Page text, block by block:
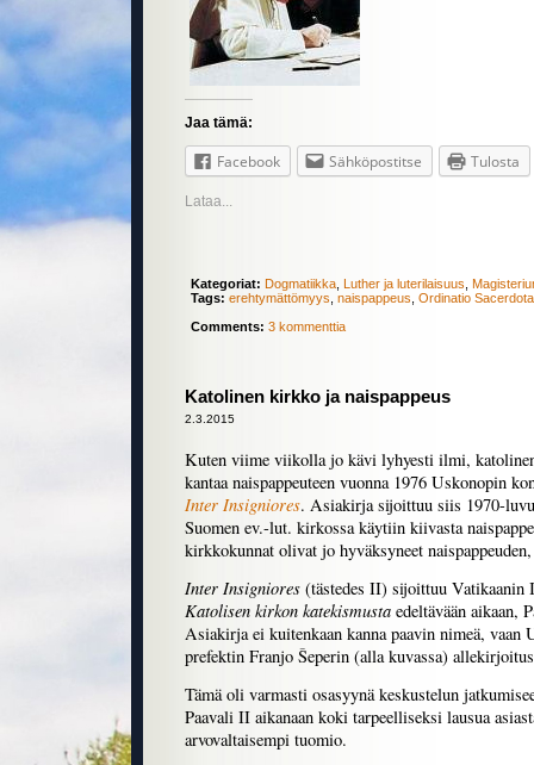
Jaa tämä:
Facebook Sähköpostitse Tulosta
Lataa...
Kategoriat: Dogmatiikka Luther ja luterilaisuus
Tags: erehtymättömyys naispappeus Ordinatio
Comments: 3 kommenttia
Katolinen kirkko ja naispappeus
2.3.2015
Kuten viime viikolla jo kävi lyhyesti ilmi,
kantaa naispappeuteen vuonna 1976 Uskonopin
Inter Insigniores. Asiakirja sijoittuu siis 1970-
Suomen ev.-lut. kirkossa käytiin kiivasta
kirkkokunnat olivat jo hyväksyneet
Inter Insigniores (tästedes II) sijoittuu
Katolisen kirkon katekismusta edeltävään aikaan,
Asiakirja ei kuitenkaan kanna paavin nimeä, vaan
prefektin Franjo Šeperin (alla kuvassa)
Tämä oli varmasti osasyynä keskustelun
Paavali II aikanaan koki tarpeelliseksi lausua
arvovaltaisempi tuomio.